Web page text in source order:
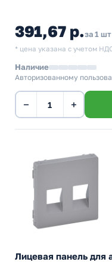
391,67 р.за 1 шт
* цена указана с учетом
Наличие
Авторизованному
− +
Лицевая панель для